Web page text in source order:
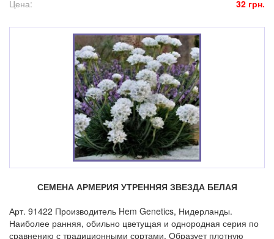
Цена:
32 грн.
СЕМЕНА АРМЕРИЯ УТРЕННЯЯ ЗВЕЗДА БЕЛАЯ
Арт. 91422 Производитель Hem Genetics, Нидерланды.
Наиболее ранняя, обильно цветущая и однородная серия по
сравнению с традиционными сортами. Образует плотную